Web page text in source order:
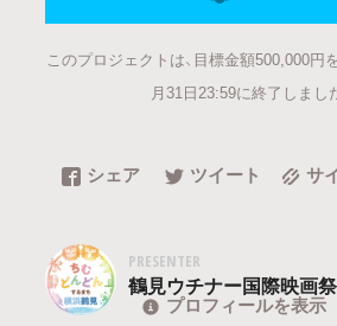
このプロジェクトは、目標金額500,000円
月31日23:59に終了しまし
シェア ツイート サ
PRESENTER
鶴見ウチナー国際映画
プロフィールを表示